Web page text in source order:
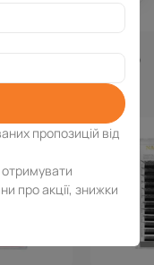
пропозицій від
про акції, знижки